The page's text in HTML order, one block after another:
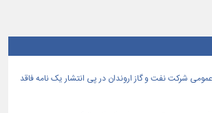
شركت نفت و گاز اروندان در پی انتشار یک نامه فاقد